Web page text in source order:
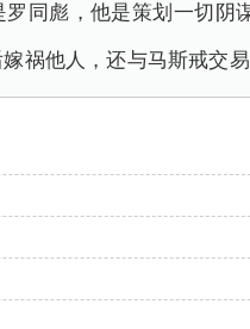
罗同彪，他是策划一切
祸他人，还与马斯戒交